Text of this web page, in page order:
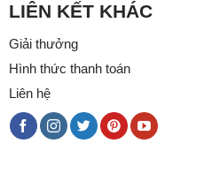
LIÊN KẾT KHÁC
Giải thưởng
Hình thức thanh toán
Liên hệ